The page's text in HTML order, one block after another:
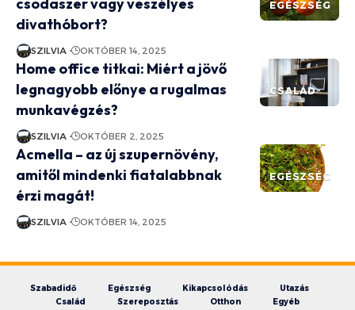
EGÉSZSÉG
divathóbort?
SZILVIA OKTÓBER 14, 2025
CSALÁD
Home office titkai: Miért a jövő
legnagyobb előnye a rugalmas
munkavégzés?
SZILVIA OKTÓBER 2, 2025
EGÉSZSÉG
Acmella – az új szupernövény,
amitől mindenki fiatalabbnak
érzi magát!
SZILVIA OKTÓBER 14, 2025
Szabadidő Egészség Kikapcsolódás
Utazás
Család
Szereposztás Otthon Egyéb